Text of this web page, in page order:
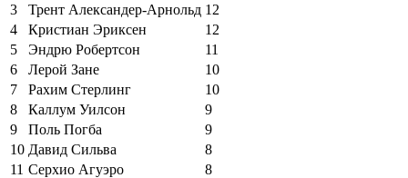
3
Трент Александер-Арнольд 12
4
Кристиан Эриксен
12
5
Эндрю Робертсон
11
6
Лерой Зане
10
7
Рахим Стерлинг
10
8
Каллум Уилсон
9
9
Поль Погба
9
10 Давид Сильва
8
11 Серхио Агуэро
8